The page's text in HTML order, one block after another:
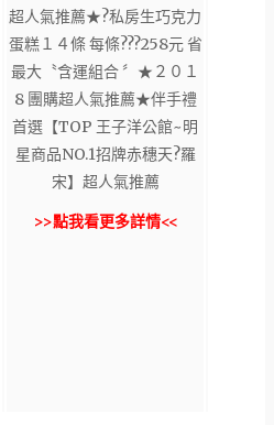
超人氣推薦★?私房生巧克力
蛋糕１４條 每條???258元 省
最大〝含運組合 〞★２０１
8 團購超人氣推薦★伴手禮
首選【TOP 王子洋公館~明
星商品NO.1招牌赤穗天?羅
宋】超人氣推薦
>>點我看更多詳情<<